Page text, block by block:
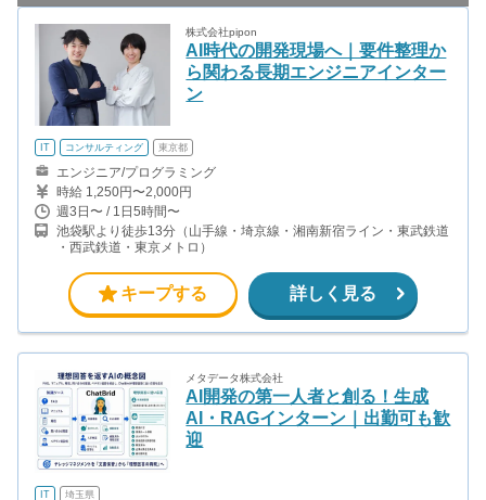
株式会社pipon
AI時代の開発現場へ｜要件整理か
ら関わる長期エンジニアインター
ン
IT コンサルティング 東京都
エンジニア/プログラミング
時給 1,250円〜2,000円
週3日〜 / 1日5時間〜
池袋駅より徒歩13分（山手線・埼京線・湘南新宿ライン・東武鉄道
・西武鉄道・東京メトロ）
キープする 詳しく見る
メタデータ株式会社
AI開発の第一人者と創る！生成
AI・RAGインターン｜出勤可も歓
迎
IT 埼玉県